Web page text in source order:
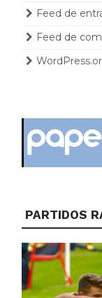
Feed de
Feed de
PARTIDOS